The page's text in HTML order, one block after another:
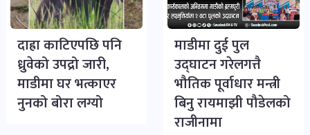
दाह्रा काटिएपछि पनि
ध्रुवेको उपद्रो जारी,
माडीमा घर भत्काएर
नुनको बोरा लग्यो
माडीमा दुई पुल
उद्घाटन गरेलगत्तै
भौतिक पूर्वाधार मन्त्री
बिनु रायमाझी पौडेलको
राजीनामा